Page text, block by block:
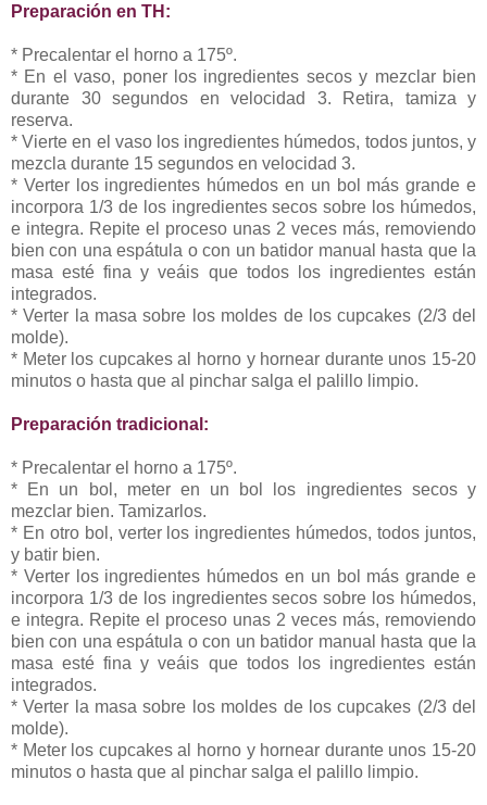
Preparación en TH:
* Precalentar el horno a 175º.
* En el vaso, poner los ingredientes secos y mezclar bien
durante 30 segundos en velocidad 3. Retira, tamiza y
reserva.
* Vierte en el vaso los ingredientes húmedos, todos juntos, y
mezcla durante 15 segundos en velocidad 3.
* Verter los ingredientes húmedos en un bol más grande e
incorpora 1/3 de los ingredientes secos sobre los húmedos,
e integra. Repite el proceso unas 2 veces más, removiendo
bien con una espátula o con un batidor manual hasta que la
masa esté fina y veáis que todos los ingredientes están
integrados.
* Verter la masa sobre los moldes de los cupcakes (2/3 del
molde).
* Meter los cupcakes al horno y hornear durante unos 15-20
minutos o hasta que al pinchar salga el palillo limpio.
Preparación tradicional:
* Precalentar el horno a 175º.
* En un bol, meter en un bol los ingredientes secos y
mezclar bien. Tamizarlos.
* En otro bol, verter los ingredientes húmedos, todos juntos,
y batir bien.
* Verter los ingredientes húmedos en un bol más grande e
incorpora 1/3 de los ingredientes secos sobre los húmedos,
e integra. Repite el proceso unas 2 veces más, removiendo
bien con una espátula o con un batidor manual hasta que la
masa esté fina y veáis que todos los ingredientes están
integrados.
* Verter la masa sobre los moldes de los cupcakes (2/3 del
molde).
* Meter los cupcakes al horno y hornear durante unos 15-20
minutos o hasta que al pinchar salga el palillo limpio.